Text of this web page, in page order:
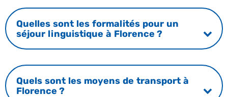
Quelles sont les formalités pour un
séjour linguistique à Florence ?
Quels sont les moyens de transport à
Florence ?